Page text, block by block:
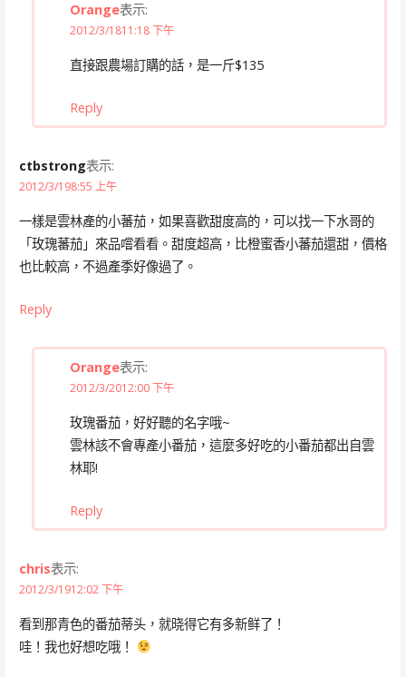
Orange表示:
2012/3/1811:18 下午
直接跟農場訂購的話，是一斤$135
Reply
ctbstrong表示:
2012/3/198:55 上午
一樣是雲林產的小蕃茄，如果喜歡甜度高的，可以找一下水哥的
「玫瑰蕃茄」來品嚐看看。甜度超高，比橙蜜香小蕃茄還甜，價格
也比較高，不過產季好像過了。
Reply
Orange表示:
2012/3/2012:00 下午
玫瑰番茄，好好聽的名字哦~
雲林該不會專產小番茄，這麼多好吃的小番茄都出自雲
林耶!
Reply
chris表示:
2012/3/1912:02 下午
看到那青色的番茄蒂头，就晓得它有多新鲜了！
哇！我也好想吃哦！